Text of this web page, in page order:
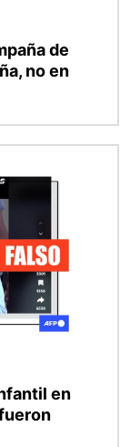
de
no en
en